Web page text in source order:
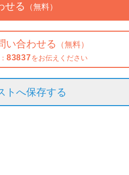
せる （無料）
い合わせる （無料）
83837をお伝えください
トへ保存する